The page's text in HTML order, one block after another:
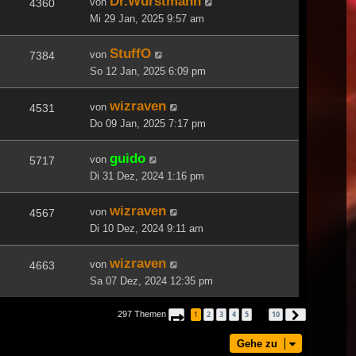
4360
Mi 29 Jan, 2025 9:57 am
7384 von StuffO
So 12 Jan, 2025 6:09 pm
4531 von wizraven
Do 09 Jan, 2025 7:17 pm
5717 von guido
Di 31 Dez, 2024 1:16 pm
4567 von wizraven
Di 10 Dez, 2024 9:11 am
4663 von wizraven
Sa 07 Dez, 2024 12:35 pm
297 Themen Seite von 10
1 2 3 4 5 10
Gehe zu